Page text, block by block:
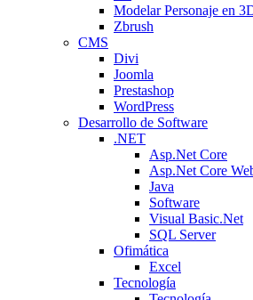
Modelar Personaje en
Zbrush
CMS
Divi
Joomla
Prestashop
WordPress
Desarrollo de Software
.NET
Asp.Net Core
Asp.Net Core
Java
Software
Visual Basic.Net
SQL Server
Ofimática
Excel
Tecnología